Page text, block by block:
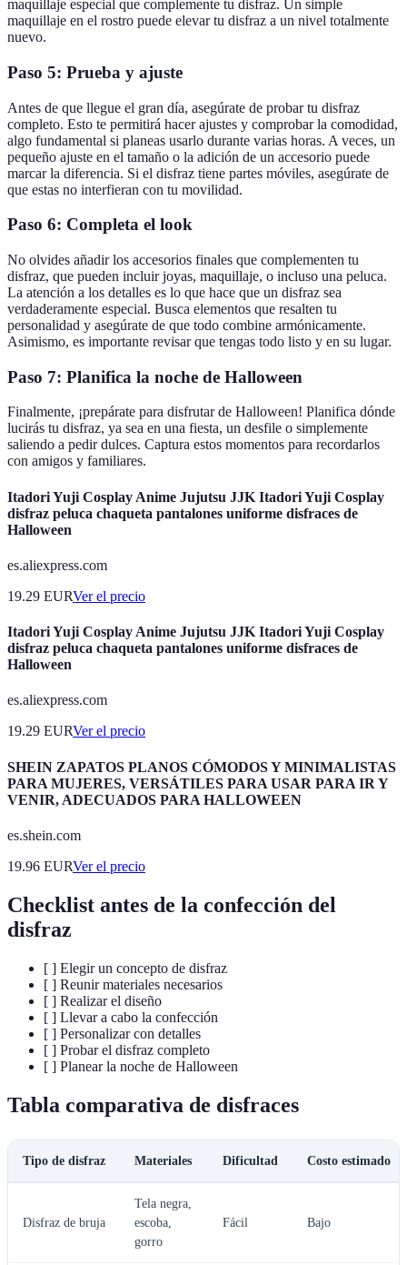
maquillaje especial que complemente tu disfraz. Un simple
maquillaje en el rostro puede elevar tu disfraz a un nivel totalmente
nuevo.
Paso 5: Prueba y ajuste
Antes de que llegue el gran día, asegúrate de probar tu disfraz
completo. Esto te permitirá hacer ajustes y comprobar la comodidad,
algo fundamental si planeas usarlo durante varias horas. A veces, un
pequeño ajuste en el tamaño o la adición de un accesorio puede
marcar la diferencia. Si el disfraz tiene partes móviles, asegúrate de
que estas no interfieran con tu movilidad.
Paso 6: Completa el look
No olvides añadir los accesorios finales que complementen tu
disfraz, que pueden incluir joyas, maquillaje, o incluso una peluca.
La atención a los detalles es lo que hace que un disfraz sea
verdaderamente especial. Busca elementos que resalten tu
personalidad y asegúrate de que todo combine armónicamente.
Asimismo, es importante revisar que tengas todo listo y en su lugar.
Paso 7: Planifica la noche de Halloween
Finalmente, ¡prepárate para disfrutar de Halloween! Planifica dónde
lucirás tu disfraz, ya sea en una fiesta, un desfile o simplemente
saliendo a pedir dulces. Captura estos momentos para recordarlos
con amigos y familiares.
Itadori Yuji Cosplay Anime Jujutsu JJK Itadori Yuji Cosplay
disfraz peluca chaqueta pantalones uniforme disfraces de
Halloween
es.aliexpress.com
19.29 EURVer el precio
Itadori Yuji Cosplay Anime Jujutsu JJK Itadori Yuji Cosplay
disfraz peluca chaqueta pantalones uniforme disfraces de
Halloween
es.aliexpress.com
19.29 EURVer el precio
SHEIN ZAPATOS PLANOS CÓMODOS Y MINIMALISTAS
PARA MUJERES, VERSÁTILES PARA USAR PARA IR Y
VENIR, ADECUADOS PARA HALLOWEEN
es.shein.com
19.96 EURVer el precio
Checklist antes de la confección del
disfraz
[ ] Elegir un concepto de disfraz
[ ] Reunir materiales necesarios
[ ] Realizar el diseño
[ ] Llevar a cabo la confección
[ ] Personalizar con detalles
[ ] Probar el disfraz completo
[ ] Planear la noche de Halloween
Tabla comparativa de disfraces
Tipo de disfraz Materiales Dificultad Costo estimado
Disfraz de bruja
Tela negra,
escoba,
gorro
Fácil Bajo